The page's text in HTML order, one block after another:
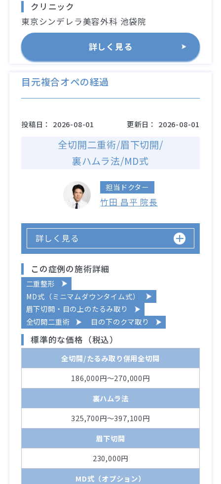
クリニック
東京シンデレラ美容外科 池袋院
詳しく見る
目元複合オペの経過
投稿日： 2026-08-01 更新日： 2026-08-01
全切開二重術/眉下切開/
裏ハムラ法/MD式
担当ドクター
竹田 昌平 院長
詳しく見る
この症例の施術詳細
二重整形
MD式（ミニマムダウンタイム式）
眉下切開・目の上のたるみ取り
全切開二重術
目の下のクマ取り
標準的な価格（税込）
全切開/たるみ取り併用全切開
186,000円～270,000円
裏ハムラ法
325,700円～397,100円
眉下切開
230,000円
MD式（オプション）